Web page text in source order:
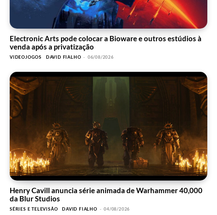
Electronic Arts pode colocar a Bioware e outros estúdios à
venda após a privatização
VIDEOJOGOS DAVID FIALHO - 06/08/2026
Henry Cavill anuncia série animada de Warhammer 40,000
da Blur Studios
SÉRIES E TELEVISÃO DAVID FIALHO - 04/08/2026